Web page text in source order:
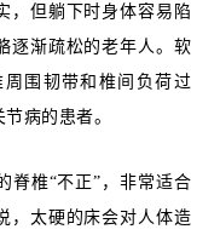
，但躺下时身体容易陷
逐渐疏松的老年人。软
围韧带和椎间负荷过
病的患者。
脊椎“不正”，非常适合
，太硬的床会对人体造